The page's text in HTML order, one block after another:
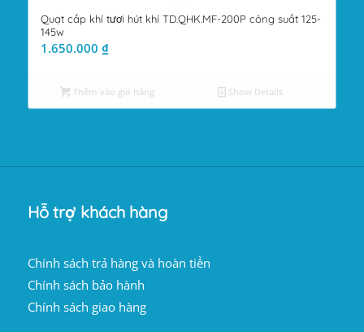
Quạt cấp khí tươi hút khí TD.QHK.MF-200P công suất 125-
145w
1.650.000 ₫
Thêm vào giỏ hàng Show Details
Hỗ trợ khách hàng
Chính sách trả hàng và hoàn tiền
Chính sách bảo hành
Chính sách giao hàng